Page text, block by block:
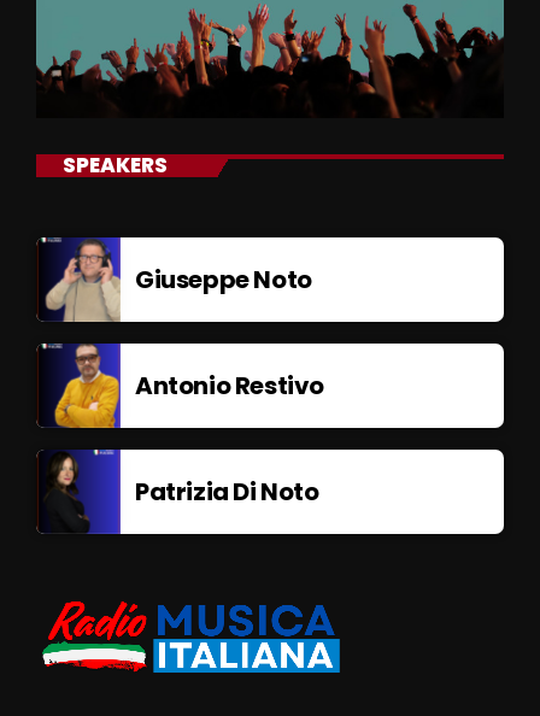
SPEAKERS
Giuseppe Noto
Antonio Restivo
Patrizia Di Noto